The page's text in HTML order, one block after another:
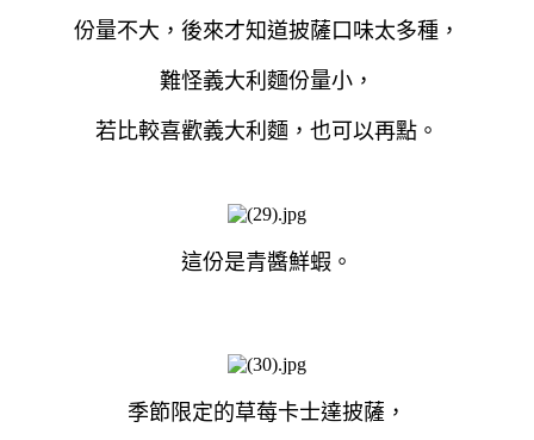
份量不大，後來才知道披薩口味太多種，
難怪義大利麵份量小，
若比較喜歡義大利麵，也可以再點。
這份是青醬鮮蝦。
季節限定的草莓卡士達披薩，